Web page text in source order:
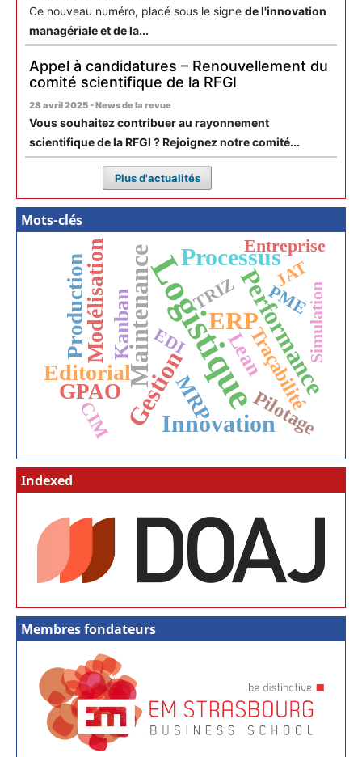
Ce nouveau numéro, placé sous le signe de l'innovation
managériale et de la...
Appel à candidatures – Renouvellement du
comité scientifique de la RFGI
28 avril 2025 - News de la revue
Vous souhaitez contribuer au rayonnement
scientifique de la RFGI ? Rejoignez notre comité...
Plus d'actualités
Mots-clés
Logistique
Maintenance
Gestion
ERPPerformance
Processus
Innovation
Editorial
Modélisation
GPAO
Production Kanban
MRP
LeanTraçabilité
Pilotage
CIM
Simulation
TRIZ PME
EDI
JAT
Entreprise
Indexed
Membres fondateurs